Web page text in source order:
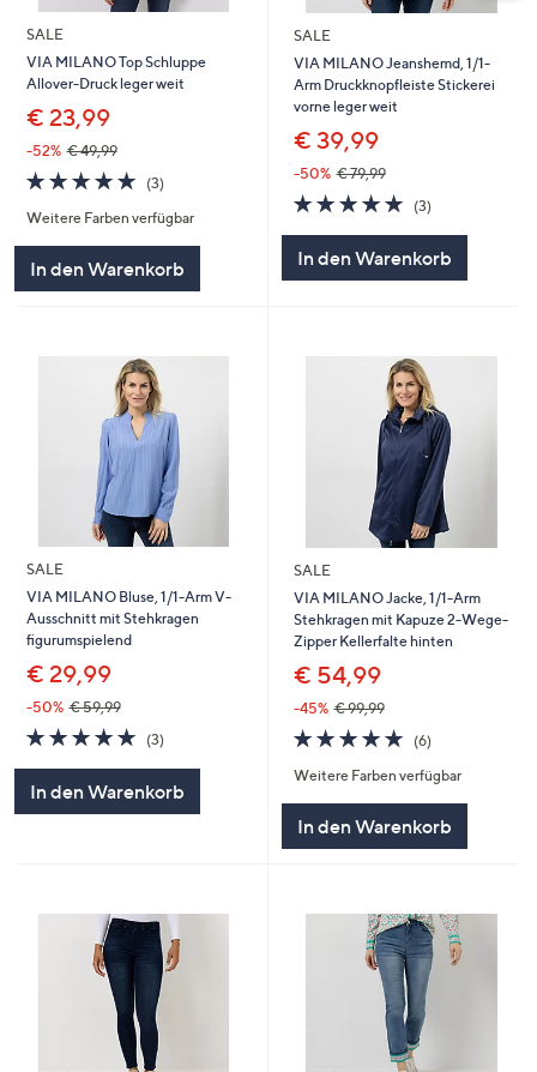
SALE
VIA MILANO Top Schluppe
Allover-Druck leger weit
€ 23,99
-52% € 49,99
4.7
von
5
(3)3
Weitere Farben verfügbar
In den Warenkorb
SALE
VIA MILANO Jeanshemd, 1/1-
Arm Druckknopfleiste Stickerei
vorne leger weit
€ 39,99
-50% € 79,99
4.7
von
(3)3
In den Warenkorb
SALE
VIA MILANO Bluse, 1/1-Arm V-
Ausschnitt mit Stehkragen
figurumspielend
€ 29,99
-50% € 59,99
4.7
von
(3)3
In den Warenkorb
SALE
VIA MILANO Jacke, 1/1-Arm
Stehkragen mit Kapuze 2-Wege-
Zipper Kellerfalte hinten
€ 54,99
-45% € 99,99
4.7
von
5
(6)6
Weitere Farben verfügbar
In den Warenkorb